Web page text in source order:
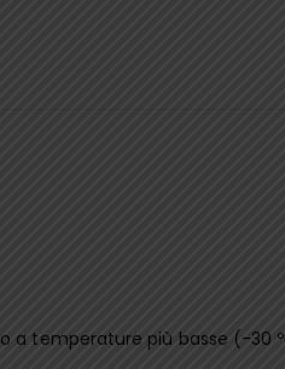
temperature più basse (-30